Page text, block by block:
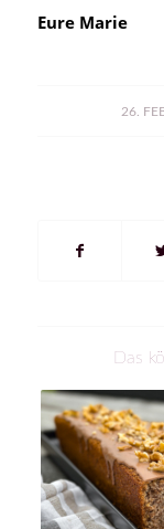
Eure Marie
26.
Das